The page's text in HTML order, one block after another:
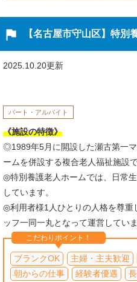
flag 【名古屋市守山区】特別
2025.10.20更新
パート・アルバイト
《施設の特徴》
◎1989年5月に開設した瀬古第一
ームを併設する複合老人福祉施設で
◎特別養護老人ホームでは、日常
しています。
◎利用者様1人ひとりの人格を尊重
ッフ一同一丸となって運営してい
こだわりポイント！
ブランクOK 主婦・主夫歓迎
朝からの仕事
経験者優遇